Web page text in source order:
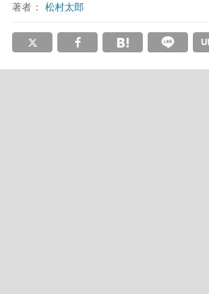
著者： 松村太郎